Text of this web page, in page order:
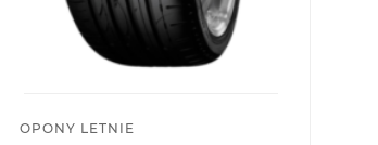
OPONY LETNIE